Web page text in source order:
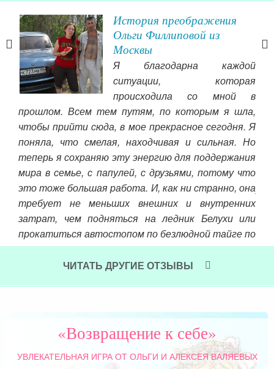
История преображения
Ольги Филлиповой из
Москвы
Я благодарна каждой
ситуации, которая
происходила со мной в
прошлом. Всем тем путям, по которым я шла,
чтобы прийти сюда, в мое прекрасное сегодня. Я
поняла, что смелая, находчивая и сильная. Но
теперь я сохраняю эту энергию для поддержания
мира в семье, с папулей, с друзьями, потому что
это тоже большая работа. И, как ни странно, она
требует не меньших внешних и внутренних
затрат, чем подняться на ледник Белухи или
прокатиться автостопом по безлюдной тайге по
зимнику к эвенкам.
Читать далее »
ЧИТАТЬ ДРУГИЕ ОТЗЫВЫ
«Возвращение к себе»
УВЛЕКАТЕЛЬНАЯ ИГРАОТ ОЛЬГИ И АЛЕКСЕЯ ВАЛЯЕВЫХ